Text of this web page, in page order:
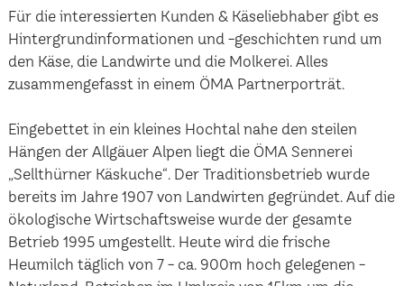
Für die interessierten Kunden & Käseliebhaber gibt es
Hintergrundinformationen und -geschichten rund um
den Käse, die Landwirte und die Molkerei. Alles
zusammengefasst in einem ÖMA Partnerporträt.
Eingebettet in ein kleines Hochtal nahe den steilen
Hängen der Allgäuer Alpen liegt die ÖMA Sennerei
„Sellthürner Käskuche“. Der Traditionsbetrieb wurde
bereits im Jahre 1907 von Landwirten gegründet. Auf die
ökologische Wirtschaftsweise wurde der gesamte
Betrieb 1995 umgestellt. Heute wird die frische
Heumilch täglich von 7 - ca. 900m hoch gelegenen -